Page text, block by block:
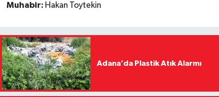
Muhabir: Hakan Toytekin
Adana’da Plastik Atık Alarmı